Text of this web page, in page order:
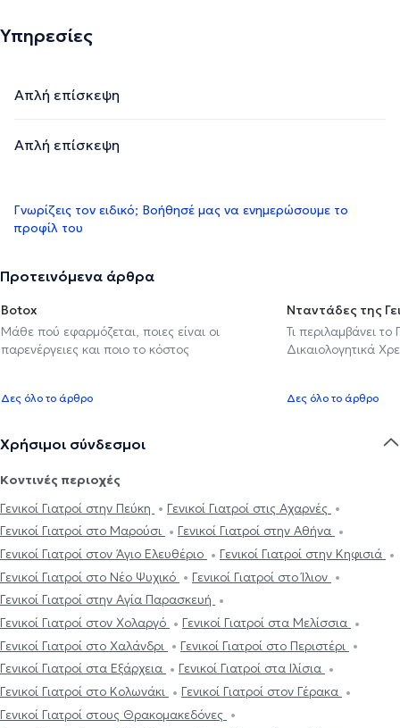
Υπηρεσίες
Απλή επίσκεψη
Απλή επίσκεψη
Γνωρίζεις τον ειδικό; Βοήθησέ μας να ενημερώσουμε το
προφίλ του
Προτεινόμενα άρθρα
Botox
Μάθε πού εφαρμόζεται, ποιες είναι οι
παρενέργειες και ποιο το κόστος
Δες όλο το άρθρο
Νταντάδες της
Τι περιλαμβάνει
Δικαιολογητικά
Δες όλο το άρθρο
Χρήσιμοι σύνδεσμοι
Κοντινές περιοχές
Γενικοί Γιατροί στην Πεύκη
Γενικοί Γιατροί στις Αχαρνές
Γενικοί Γιατροί στο Μαρούσι
Γενικοί Γιατροί στην Αθήνα
Γενικοί Γιατροί στον Άγιο Ελευθέριο
Γενικοί Γιατροί στην Κηφισιά
Γενικοί Γιατροί στο Νέο Ψυχικό
Γενικοί Γιατροί στο Ίλιον
Γενικοί Γιατροί στην Αγία Παρασκευή
Γενικοί Γιατροί στον Χολαργό
Γενικοί Γιατροί στα Μελίσσια
Γενικοί Γιατροί στο Χαλάνδρι
Γενικοί Γιατροί στο Περιστέρι
Γενικοί Γιατροί στα Εξάρχεια
Γενικοί Γιατροί στα Ιλίσια
Γενικοί Γιατροί στο Κολωνάκι
Γενικοί Γιατροί στον Γέρακα
Γενικοί Γιατροί στους Θρακομακεδόνες